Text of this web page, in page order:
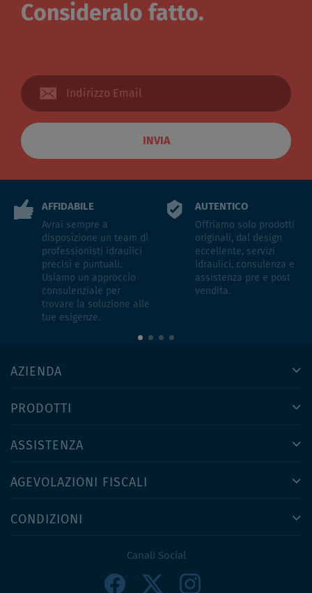
Consideralo fatto.
INVIA
AFFIDABILE
Avrai sempre a
disposizione un team di
professionisti idraulici
precisi e puntuali.
Usiamo un approccio
consulenziale per
trovare la soluzione alle
tue esigenze.
AUTENTICO
Offriamo solo prodotti
originali, dal design
eccellente, servizi
idraulici, consulenza e
assistenza pre e post
vendita.
AZIENDA
PRODOTTI
ASSISTENZA
AGEVOLAZIONI FISCALI
CONDIZIONI
Canali Social